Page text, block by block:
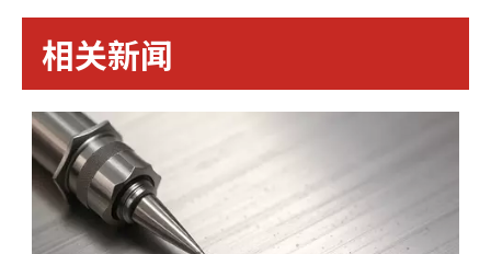
相关新闻